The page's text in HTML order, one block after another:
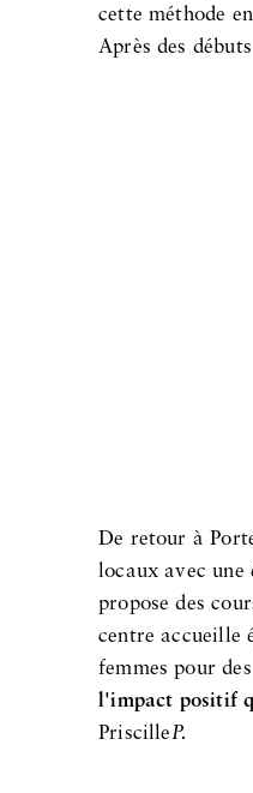
cette méthode
Après des
De retour à
locaux avec
propose des
centre accueille
femmes pour
l'impact positif
PriscilleP.